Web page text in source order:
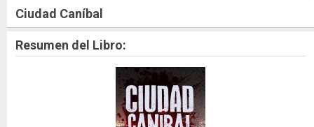
Ciudad Caníbal
Resumen del Libro: